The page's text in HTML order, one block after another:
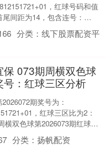
，红球号码和值
尾间距为14，包含连号：
彩双色球第202607....
分类：线下股票配资平
保 073期周横双色球
号：红球三区分析
期奖号为：
，红球三区比为2：
横双色球第2026073期红球三
红一区最近10期开出18个....
分类：扬帆配资